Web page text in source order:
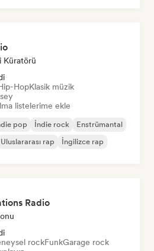
Küratörü
HopKlasik müzik
listelerime ekle
pop İndie rock
Enstrümantal
Uluslararası rap İngilizce rap
Radio
rockFunkGarage rock